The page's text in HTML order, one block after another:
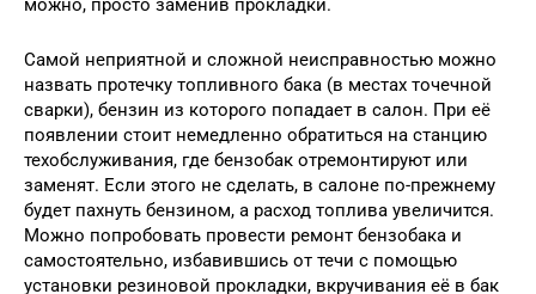
можно, просто заменив прокладки.
Самой неприятной и сложной неисправностью можно
назвать протечку топливного бака (в местах точечной
сварки), бензин из которого попадает в салон. При её
появлении стоит немедленно обратиться на станцию
техобслуживания, где бензобак отремонтируют или
заменят. Если этого не сделать, в салоне по-прежнему
будет пахнуть бензином, а расход топлива увеличится.
Можно попробовать провести ремонт бензобака и
самостоятельно, избавившись от течи с помощью
установки резиновой прокладки, вкручивания её в бак